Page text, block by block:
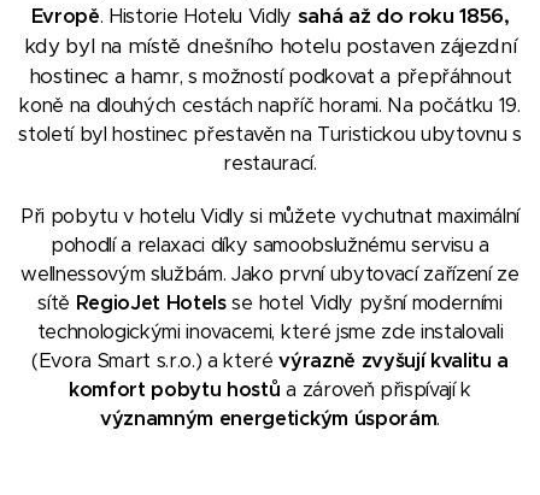
Evropě. Historie Hotelu Vidly sahá až do roku 1856,
kdy byl na místě dnešního hotelu postaven zájezdní
hostinec a hamr, s možností podkovat a přepřáhnout
koně na dlouhých cestách napříč horami. Na počátku 19.
století byl hostinec přestavěn na Turistickou ubytovnu s
restaurací.
Při pobytu v hotelu Vidly si můžete vychutnat maximální
pohodlí a relaxaci díky samoobslužnému servisu a
wellnessovým službám. Jako první ubytovací zařízení ze
sítě RegioJet Hotelsse hotel Vidly pyšní moderními
technologickými inovacemi, které jsme zde instalovali
(Evora Smart s.r.o.) a kterévýrazně zvyšují kvalitu a
komfort pobytu hostů a zároveň přispívají k
významným energetickým úsporám.